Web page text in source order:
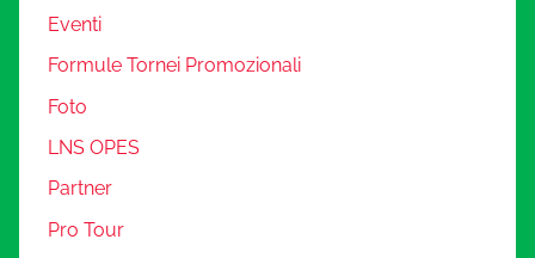
Eventi
Formule Tornei Promozionali
Foto
LNS OPES
Partner
Pro Tour